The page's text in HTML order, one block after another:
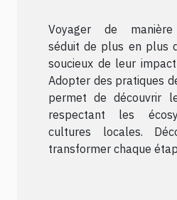
Voyager de manière
séduit de plus en plus
soucieux de leur
Adopter des pratiques
permet de découvrir
respectant les
cultures locales.
transformer chaque